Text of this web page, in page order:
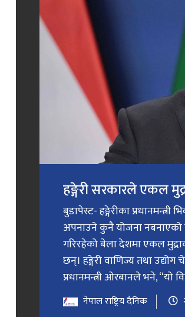
हङ्गेरी सरकारले एकल
बुडापेस्ट- हङ्गेरीका
अपनाउने कुनै योजना
गरिरहेको बेला देशमा एकल
छन्। हङ्गेरी वाणिज्य तथा उद्योग
प्रधानमन्त्री ओरबानले भने, “यो
नेपाल राष्ट्रिय दैनिक